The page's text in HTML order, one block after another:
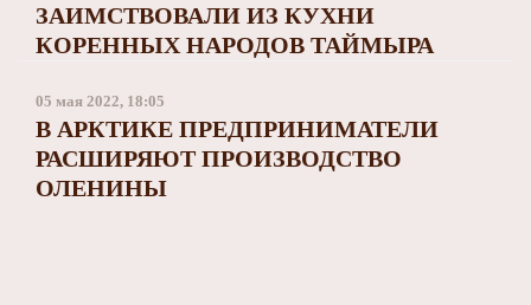
ЗАИМСТВОВАЛИ ИЗ КУХНИ
КОРЕННЫХ НАРОДОВ ТАЙМЫРА
05 мая 2022, 18:05
В АРКТИКЕ ПРЕДПРИНИМАТЕЛИ
РАСШИРЯЮТ ПРОИЗВОДСТВО
ОЛЕНИНЫ